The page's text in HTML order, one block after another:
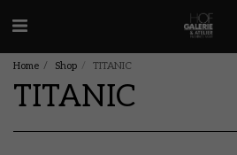
Home Shop TITANIC
TITANIC